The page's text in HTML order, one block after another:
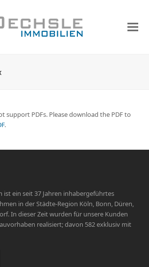
support PDFs. Please download the PDF to
.
ist ein seit 37 Jahren inhabergeführtes
in der Städte-Region Köln, Bonn, Düren,
In dieser Zeit wurden für unsere Kunden
realisiert; davon 582 exklusiv mit